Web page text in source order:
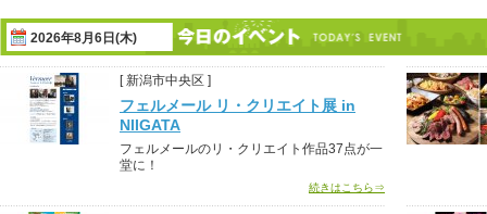
2026年8月6日(木)
[ 新潟市中央区 ]
フェルメール リ・クリエイト展 in
NIIGATA
フェルメールのリ・クリエイト作品37点が一
堂に！
続きはこちら⇒